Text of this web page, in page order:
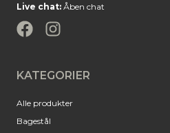
Live chat: Åben chat
KATEGORIER
Alle produkter
Bagestål